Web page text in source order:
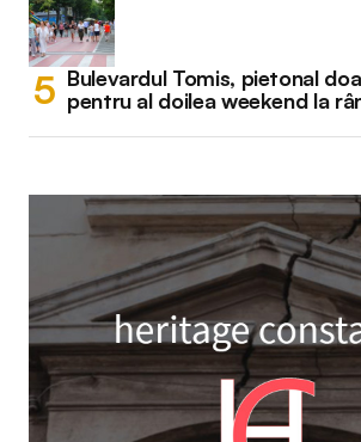
Bulevardul Tomis, pietonal
pentru al doilea weekend la